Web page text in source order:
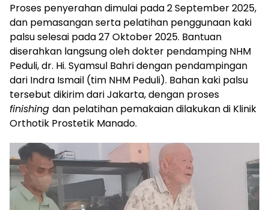
Proses penyerahan dimulai pada 2 September 2025,
dan pemasangan serta pelatihan penggunaan kaki
palsu selesai pada 27 Oktober 2025. Bantuan
diserahkan langsung oleh dokter pendamping NHM
Peduli, dr. Hi. Syamsul Bahri dengan pendampingan
dari Indra Ismail (tim NHM Peduli). Bahan kaki palsu
tersebut dikirim dari Jakarta, dengan proses
finishing dan pelatihan pemakaian dilakukan di Klinik
Orthotik Prostetik Manado.